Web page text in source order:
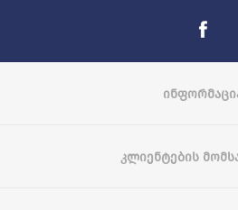
ᲙᲚᲘᲔᲜᲢᲔᲑᲘᲡ